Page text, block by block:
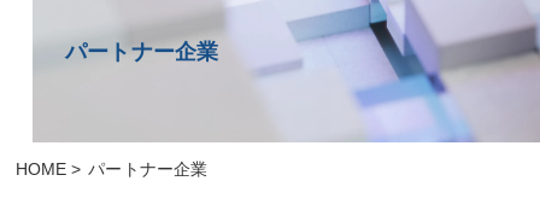
パートナー企業
HOME パートナー企業